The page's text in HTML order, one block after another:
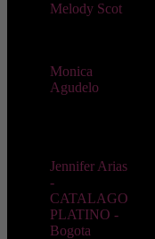
Melody Scot
Monica
Agudelo
Jennifer Arias
-
CATALAGO
PLATINO -
Bogota